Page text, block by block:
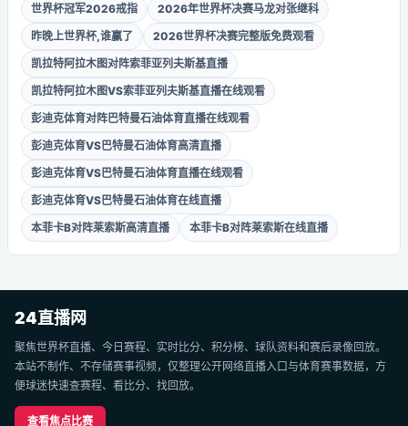
世界杯冠军2026戒指
2026年世界杯决赛马龙对张继科
昨晚上世界杯,谁赢了
2026世界杯决赛完整版免费观看
凯拉特阿拉木图对阵索菲亚列夫斯基直播
凯拉特阿拉木图VS索菲亚列夫斯基直播在线观看
彭迪克体育对阵巴特曼石油体育直播在线观看
彭迪克体育VS巴特曼石油体育高清直播
彭迪克体育VS巴特曼石油体育直播在线观看
彭迪克体育VS巴特曼石油体育在线直播
本菲卡B对阵莱索斯高清直播
本菲卡B对阵莱索斯在线直播
24直播网
聚焦世界杯直播、今日赛程、实时比分、积分榜、球队资料和赛后录像回放。
本站不制作、不存储赛事视频，仅整理公开网络直播入口与体育赛事数据，方
便球迷快速查赛程、看比分、找回放。
查看焦点比赛